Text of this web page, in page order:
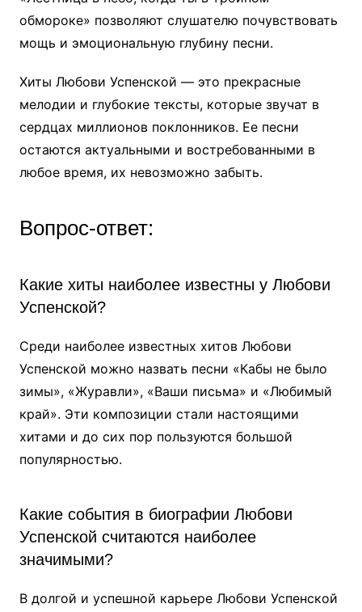
обмороке» позволяют слушателю почувствовать
мощь и эмоциональную глубину песни.
Хиты Любови Успенской — это прекрасные
мелодии и глубокие тексты, которые звучат в
сердцах миллионов поклонников. Ее песни
остаются актуальными и востребованными в
любое время, их невозможно забыть.
Вопрос-ответ:
Какие хиты наиболее известны у Любови
Успенской?
Среди наиболее известных хитов Любови
Успенской можно назвать песни «Кабы не было
зимы», «Журавли», «Ваши письма» и «Любимый
край». Эти композиции стали настоящими
хитами и до сих пор пользуются большой
популярностью.
Какие события в биографии Любови
Успенской считаются наиболее
значимыми?
В долгой и успешной карьере Любови Успенской